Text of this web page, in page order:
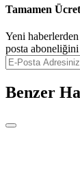
Tamamen
Yeni
posta
Benzer